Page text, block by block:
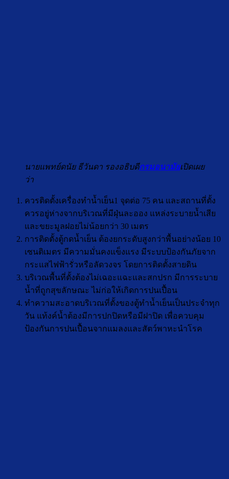
นายแพทย์ดนัย ธีวันดา รองอธิบดีกรมอนามัยเปิดเผย
ว่า
ควรติดตั้งเครื่องทำน้ำเย็น1 จุดต่อ 75 คน และสถานที่ตั้ง
ควรอยู่ห่างจากบริเวณที่มีฝุ่นละออง แหล่งระบายน้ำเสีย
และขยะมูลฝอยไม่น้อยกว่า 30 เมตร
การติดตั้งตู้กดน้ำเย็น ต้องยกระดับสูงกว่าพื้นอย่างน้อย 10
เซนติเมตร มีความมั่นคงแข็งแรง มีระบบป้องกันภัยจาก
กระแสไฟฟ้ารั่วหรือลัดวงจร โดยการติดตั้งสายดิน
บริเวณพื้นที่ตั้งต้องไม่เฉอะแฉะและสกปรก มีการระบาย
น้ำที่ถูกสุขลักษณะ ไม่ก่อให้เกิดการปนเปื้อน
ทำความสะอาดบริเวณที่ตั้งของตู้ทำน้ำเย็นเป็นประจำทุก
วัน แท้งค์น้ำต้องมีการปกปิดหรือมีฝาปิด เพื่อควบคุม
ป้องกันการปนเปื้อนจากแมลงและสัตว์พาหะนำโรค